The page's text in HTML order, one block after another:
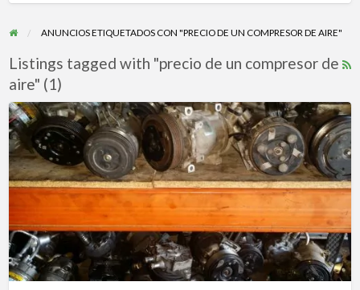
ANUNCIOS ETIQUETADOS CON "PRECIO DE UN COMPRESOR DE AIRE"
Listings tagged with "precio de un compresor de
aire" (1)
COMPRESORES
AIRE
ACONDICIONADO